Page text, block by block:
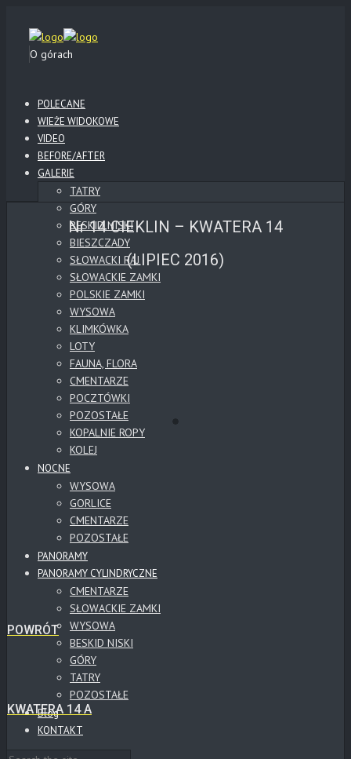
O górach
POLECANE
WIEŻE WIDOKOWE
VIDEO
BEFORE/AFTER
GALERIE
TATRY
GÓRY
BESKID NISKI
BIESZCZADY
SŁOWACKI RAJ
SŁOWACKIE ZAMKI
POLSKIE ZAMKI
WYSOWA
KLIMKÓWKA
LOTY
FAUNA, FLORA
CMENTARZE
POCZTÓWKI
POZOSTAŁE
KOPALNIE ROPY
KOLEJ
NOCNE
WYSOWA
GORLICE
CMENTARZE
POZOSTAŁE
PANORAMY
PANORAMY CYLINDRYCZNE
CMENTARZE
SŁOWACKIE ZAMKI
WYSOWA
BESKID NISKI
GÓRY
TATRY
POZOSTAŁE
Blog
KONTAKT
Nr 14 CIEKLIN – KWATERA 14
(LIPIEC 2016)
POWRÓT
KWATERA 14 A